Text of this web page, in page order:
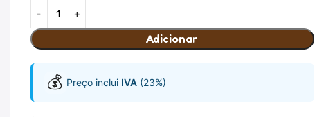
Adicionar
💰 Preço inclui IVA(23%)